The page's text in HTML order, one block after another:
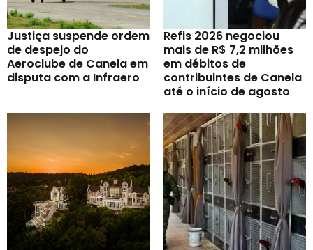
Justiça suspende ordem
de despejo do
Aeroclube de Canela em
disputa com a Infraero
Refis 2026 negociou
mais de R$ 7,2 milhões
em débitos de
contribuintes de Canela
até o início de agosto